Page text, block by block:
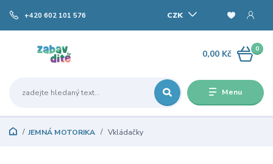
Menu
CZK
+420 602 101 576
0
0,00 Kč
JEMNÁ MOTORIKA Vkládačky